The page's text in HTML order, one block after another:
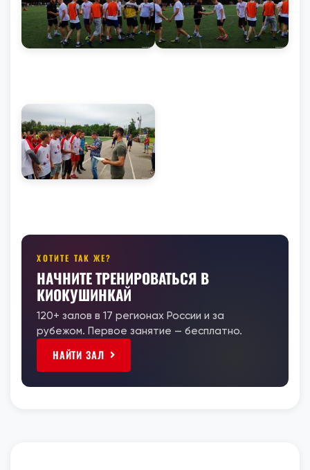
ХОТИТЕ ТАК ЖЕ?
НАЧНИТЕ ТРЕНИРОВАТЬСЯ В
КИОКУШИНКАЙ
120+ залов в 17 регионах России и за
рубежом. Первое занятие — бесплатно.
НАЙТИ ЗАЛ